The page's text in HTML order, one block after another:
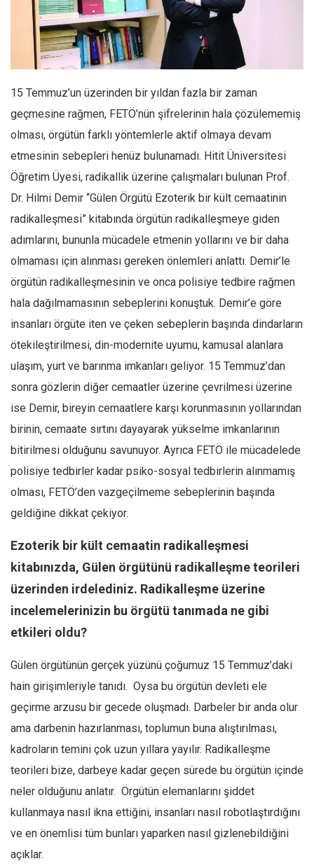
Facebook
Instagram
YouTube
Kemal Özer
Mahmut Toptaş
Yvonne Ridley
Barış Tarımcıoğlu
Ömer Kayani
Yusuf Armağan
Hasanali Yıldırım
Leyla Şerif Emin
Selçuk Türkyılmaz
Abir E. Nahas
Amina S. Jenenkovic
Bağdagül Öz
Esra Elönü
» Yazar arşivi
Bu Sayı
Kültür Sanat
Kitap
Spor
Manzara
Sağlık
Türkiye
Siyaset
Dünya
15 Temmuz’un üzerinden bir yıldan fazla bir zaman
geçmesine rağmen, FETÖ’nün şifrelerinin hala çözülememiş
olması, örgütün farklı yöntemlerle aktif olmaya devam
etmesinin sebepleri henüz bulunamadı. Hitit Üniversitesi
Öğretim Üyesi, radikallik üzerine çalışmaları bulunan Prof.
Dr. Hilmi Demir “Gülen Örgütü Ezoterik bir kült cemaatinin
radikalleşmesi” kitabında örgütün radikalleşmeye giden
adımlarını, bununla mücadele etmenin yollarını ve bir daha
olmaması için alınması gereken önlemleri anlattı. Demir’le
örgütün radikalleşmesinin ve onca polisiye tedbire rağmen
hala dağılmamasının sebeplerini konuştuk. Demir’e göre
insanları örgüte iten ve çeken sebeplerin başında dindarların
ötekileştirilmesi, din-modernite uyumu, kamusal alanlara
ulaşım, yurt ve barınma imkanları geliyor. 15 Temmuz’dan
sonra gözlerin diğer cemaatler üzerine çevrilmesi üzerine
ise Demir, bireyin cemaatlere karşı korunmasının yollarından
birinin, cemaate sırtını dayayarak yükselme imkanlarının
bitirilmesi olduğunu savunuyor. Ayrıca FETÖ ile mücadelede
polisiye tedbirler kadar psiko-sosyal tedbirlerin alınmamış
olması, FETÖ’den vazgeçilmeme sebeplerinin başında
geldiğine dikkat çekiyor.
Ezoterik bir kült cemaatin radikalleşmesi
kitabınızda, Gülen örgütünü radikalleşme teorileri
üzerinden irdelediniz. Radikalleşme üzerine
incelemelerinizin bu örgütü tanımada ne gibi
etkileri oldu?
Gülen örgütünün gerçek yüzünü çoğumuz 15 Temmuz’daki
hain girişimleriyle tanıdı. Oysa bu örgütün devleti ele
geçirme arzusu bir gecede oluşmadı. Darbeler bir anda olur
ama darbenin hazırlanması, toplumun buna alıştırılması,
kadroların temini çok uzun yıllara yayılır. Radikalleşme
teorileri bize, darbeye kadar geçen sürede bu örgütün içinde
neler olduğunu anlatır. Örgütün elemanlarını şiddet
kullanmaya nasıl ikna ettiğini, insanları nasıl robotlaştırdığını
ve en önemlisi tüm bunları yaparken nasıl gizlenebildiğini
açıklar.